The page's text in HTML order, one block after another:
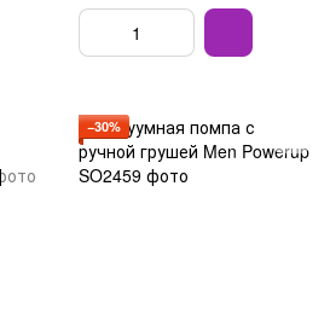
−30%